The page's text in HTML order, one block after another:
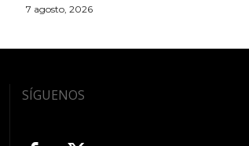
7 agosto, 2026
SÍGUENOS